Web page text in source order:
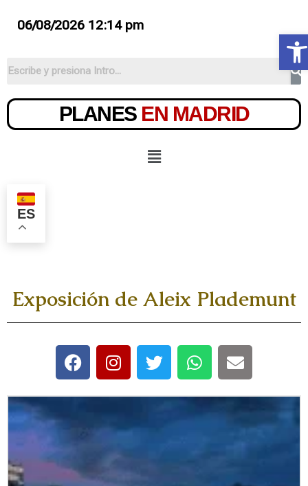
06/08/2026 12:14 pm
PLANES EN MADRID
ES
Exposición de Aleix Plademunt